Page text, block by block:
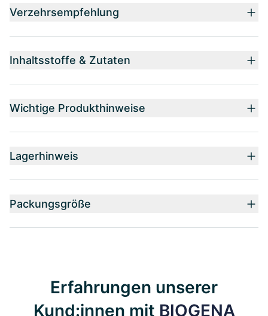
Verzehrsempfehlung
Inhaltsstoffe & Zutaten
Wichtige Produkthinweise
Lagerhinweis
Packungsgröße
Erfahrungen unserer
Kund:innen mit BIOGENA